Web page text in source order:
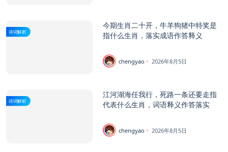
诗词解析
今期生肖二十开，牛羊狗猪中特奖是
指什么生肖，落实成语作答释义
chengyao 2026年8月5日
诗词解析
江河湖海任我行，死路一条还要走指
代表什么生肖，词语释义作答落实
chengyao 2026年8月5日